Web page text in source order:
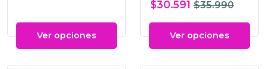
Ver opciones
$30.591 $35.990
Ver opciones